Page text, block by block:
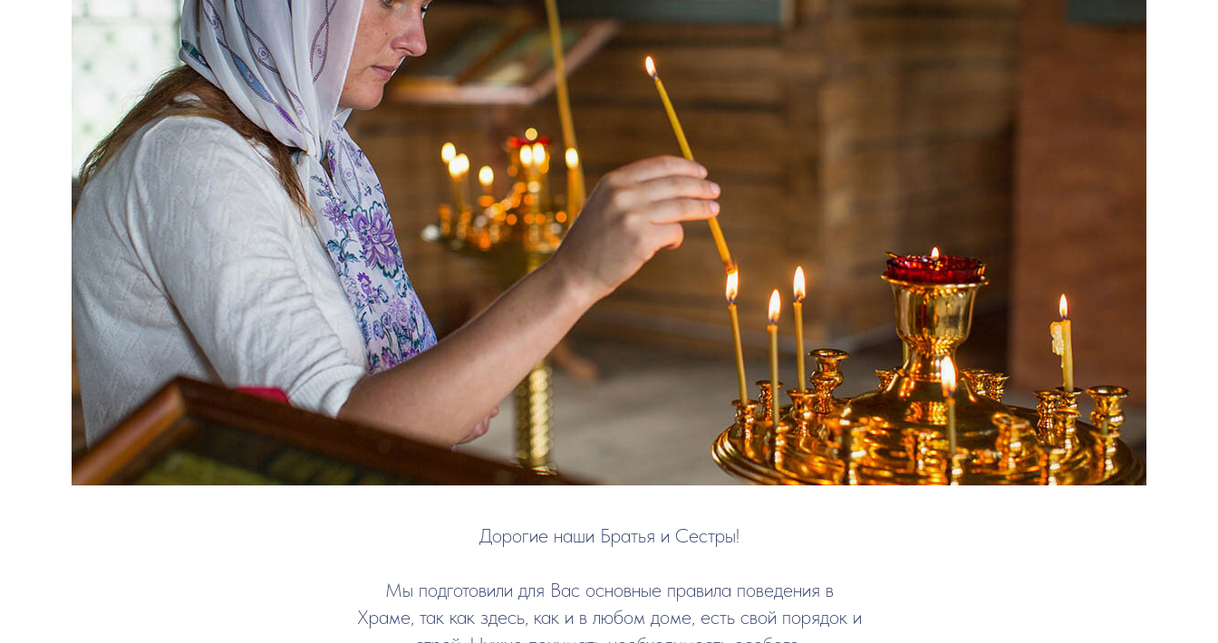
Дорогие наши Братья и Сестры!
Мы подготовили для Вас основные правила поведения в
Храме, так как здесь, как и в любом доме, есть свой порядок и